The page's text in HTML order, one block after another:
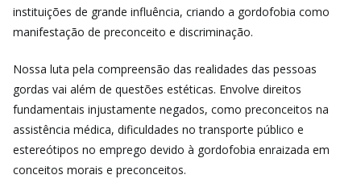
instituições de grande influência, criando a gordofobia como
manifestação de preconceito e discriminação.
Nossa luta pela compreensão das realidades das pessoas
gordas vai além de questões estéticas. Envolve direitos
fundamentais injustamente negados, como preconceitos na
assistência médica, dificuldades no transporte público e
estereótipos no emprego devido à gordofobia enraizada em
conceitos morais e preconceitos.